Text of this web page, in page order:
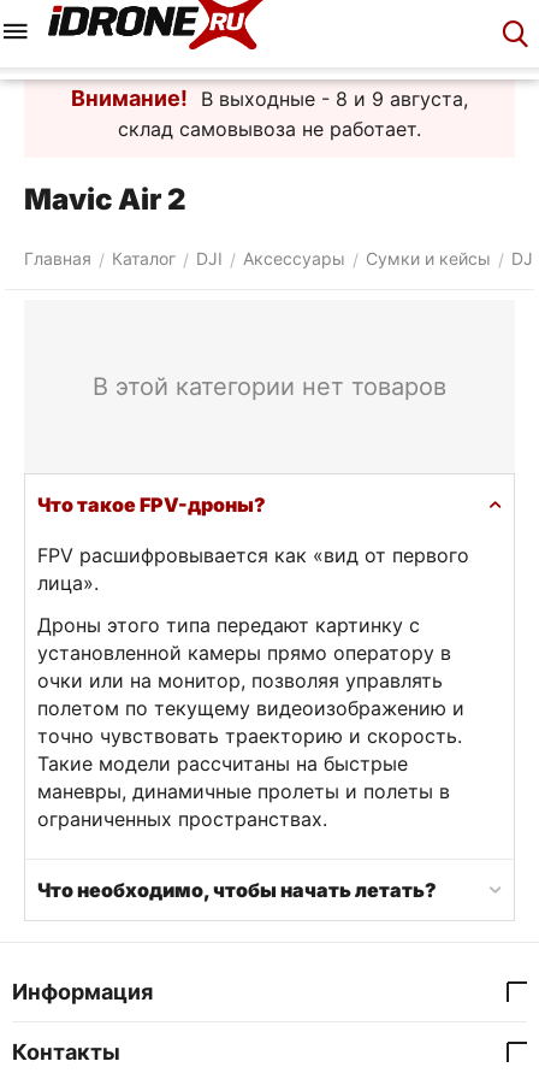
Внимание!
В выходные - 8 и 9 августа,
склад самовывоза не работает.
Mavic Air 2
Главная / Каталог / DJI / Аксессуары / Сумки и кейсы / DJI
Что такое FPV-дроны?
FPV расшифровывается как «вид от первого
лица».
Дроны этого типа передают картинку с
установленной камеры прямо оператору в
очки или на монитор, позволяя управлять
полетом по текущему видеоизображению и
точно чувствовать траекторию и скорость.
Такие модели рассчитаны на быстрые
маневры, динамичные пролеты и полеты в
ограниченных пространствах.
Что необходимо, чтобы начать летать?
В этой категории нет товаров
Информация
Контакты
Корзина